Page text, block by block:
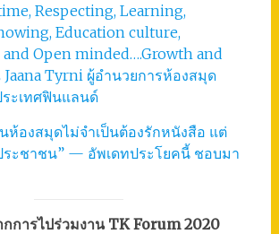
Respecting, Learning,
Education culture,
Open minded….Growth and
Tyrni ผู้อำนวยการห้องสมุด
ระเทศฟินแลนด์
ห้องสมุดไม่จำเป็นต้องรักหนังสือ แต่
ระชาชน” — อัพเดทประโยคนี้ ชอบมา
กการไปร่วมงาน TK Forum 2020